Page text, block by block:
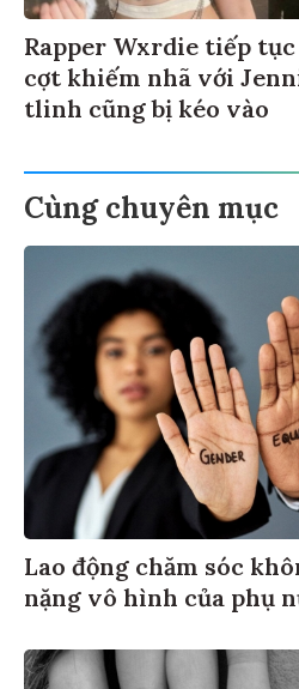
Rapper Wxrdie tiếp
cợt khiếm nhã với
tlinh cũng bị kéo vào
Cùng chuyên mục
Lao động chăm sóc
nặng vô hình của phụ